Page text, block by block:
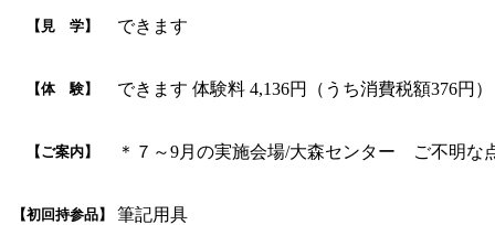
【見 学】 できます
【体 験】 できます 体験料 4,136円（うち消費税額376円）
【ご案内】 ＊７～9月の実施会場/大森センター ご不明な
【初回持参品】 筆記用具